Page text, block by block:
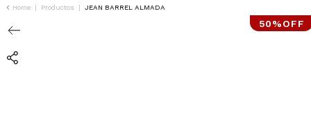
Home | Productos | JEAN BARREL ALMADA
50%OFF